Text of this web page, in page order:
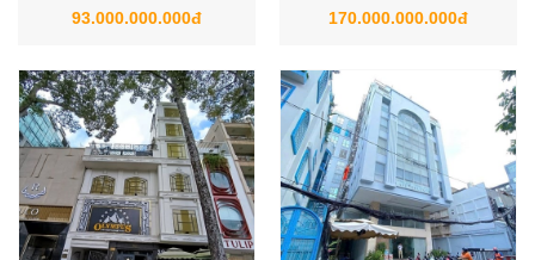
Thủ, Phường Đakao, Quận 1
93.000.000.000đ
Trọng & Lê Anh Xuân, Phường
170.000.000.000đ